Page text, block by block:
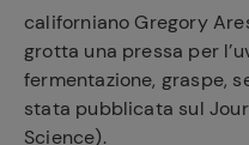
californiano Gregory
grotta una pressa per
fermentazione, graspe,
stata pubblicata sul
Science).